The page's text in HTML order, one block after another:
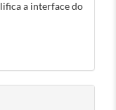
a interface do